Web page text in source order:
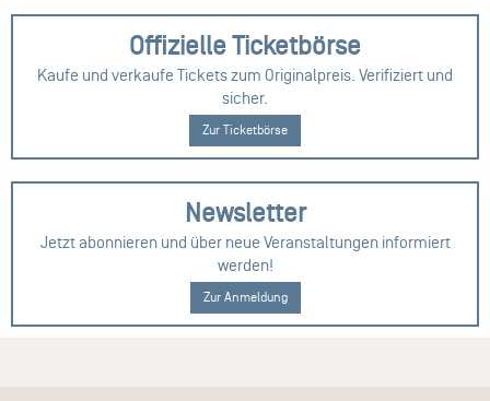
Offizielle Ticketbörse
Kaufe und verkaufe Tickets zum Originalpreis. Verifiziert und
sicher.
Zur Ticketbörse
Newsletter
Jetzt abonnieren und über neue Veranstaltungen informiert
werden!
Zur Anmeldung